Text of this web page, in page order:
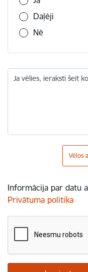
Daļēji
Nē
Ja vēlies, ieraksti šeit
Vēlos
Informācija par datu
Privātuma politika